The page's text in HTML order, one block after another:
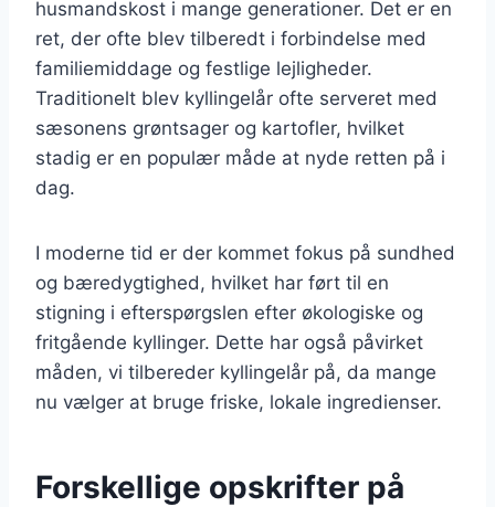
husmandskost i mange generationer. Det er en
ret, der ofte blev tilberedt i forbindelse med
familiemiddage og festlige lejligheder.
Traditionelt blev kyllingelår ofte serveret med
sæsonens grøntsager og kartofler, hvilket
stadig er en populær måde at nyde retten på i
dag.
I moderne tid er der kommet fokus på sundhed
og bæredygtighed, hvilket har ført til en
stigning i efterspørgslen efter økologiske og
fritgående kyllinger. Dette har også påvirket
måden, vi tilbereder kyllingelår på, da mange
nu vælger at bruge friske, lokale ingredienser.
Forskellige opskrifter på